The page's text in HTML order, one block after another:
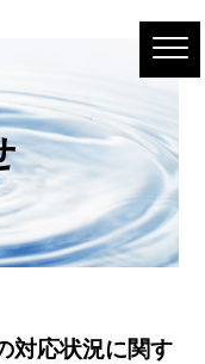
対応状況に関す